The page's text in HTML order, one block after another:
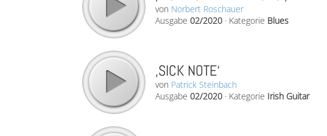
von Norbert Roschauer
Ausgabe 02/2020 · Kategorie Blues
‚SICK NOTE‘
von Patrick Steinbach
Ausgabe 02/2020 · Kategorie Irish Guitar